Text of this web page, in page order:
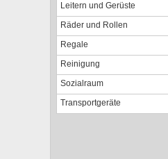
Leitern und Gerüste
Räder und Rollen
Regale
Reinigung
Sozialraum
Transportgeräte